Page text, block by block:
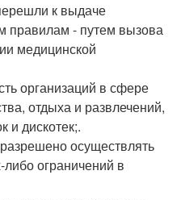
к выдаче
правилам - путем вызова
медицинской
организаций в сфере
отдыха и развлечений,
и дискотек;.
осуществлять
либо ограничений в